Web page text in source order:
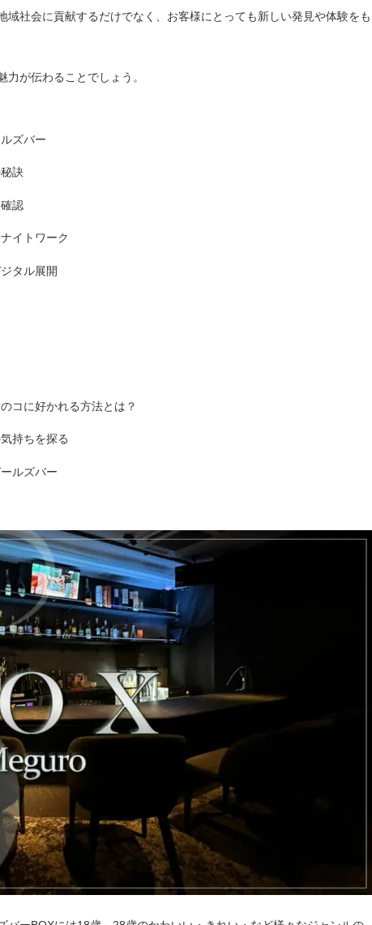
社会に貢献するだけでなく、お客様にとっても新しい発見や体験をも
が伝わることでしょう。
ズバー
訣
認
イトワーク
タル展開
コに好かれる方法とは？
持ちを探る
ルズバー